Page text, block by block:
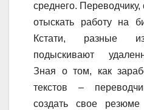
среднего.
отыскать работу на
Кстати, разные
подыскивают
Зная о том, как
текстов –
создать свое